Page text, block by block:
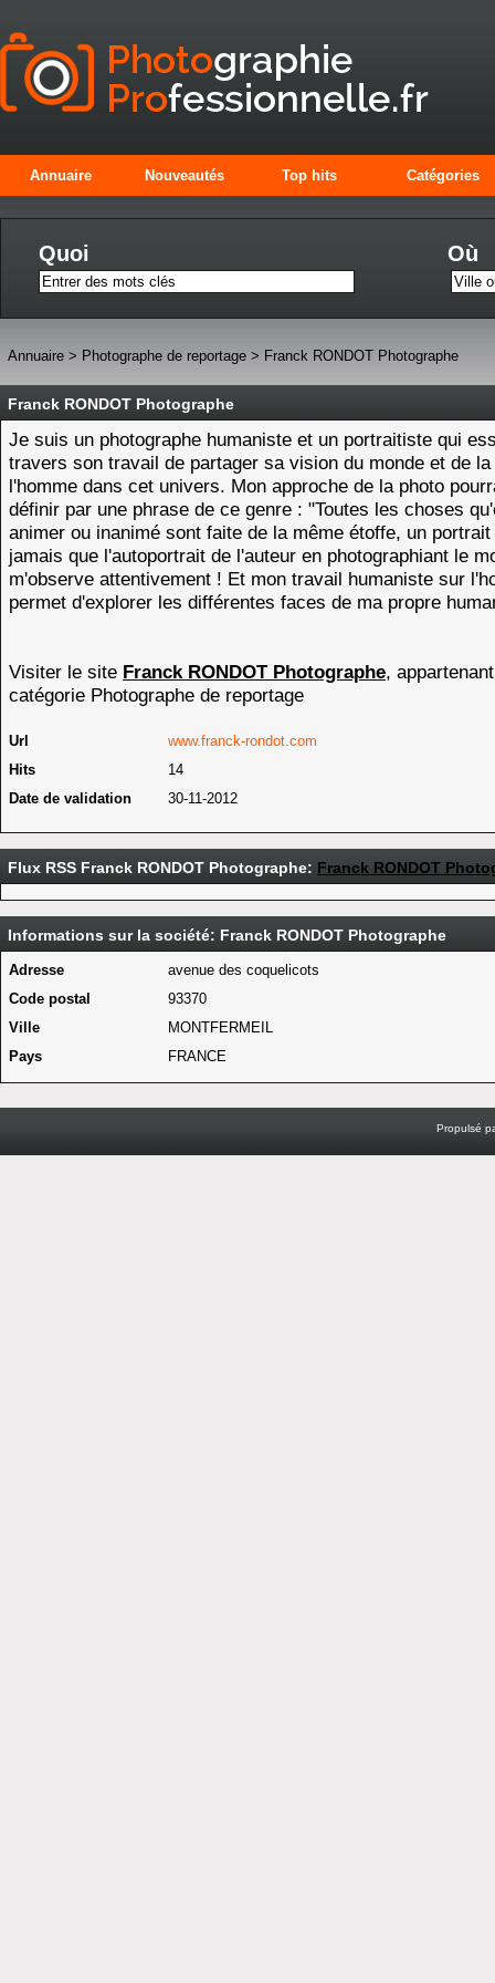
Annuaire Nouveautés Top hits Catégories
Quoi Où
Annuaire > Photographe de reportage > Franck RONDOT Photographe
Franck RONDOT Photographe
Je suis un photographe humaniste et un portraitiste qui
travers son travail de partager sa vision du monde et de la
l'homme dans cet univers. Mon approche de la photo
définir par une phrase de ce genre : "Toutes les choses
animer ou inanimé sont faite de la même étoffe, un portrait
jamais que l'autoportrait de l'auteur en photographiant le
m'observe attentivement ! Et mon travail humaniste sur
permet d'explorer les différentes faces de ma propre
Visiter le site Franck RONDOT Photographe,
catégorie Photographe de reportage
Url
www.franck-rondot.com
Hits
14
Date de validation
30-11-2012
Flux RSS Franck RONDOT Photographe: Franck RONDOT
Informations sur la société: Franck RONDOT Photographe
Adresse
avenue des coquelicots
Code postal
93370
Ville
MONTFERMEIL
Pays
FRANCE
Propulsé